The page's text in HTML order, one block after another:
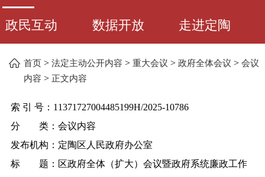
政民互动 数据开放 走进定陶
首页 > 法定主动公开内容 > 重大会议 > 政府全体会议 > 会议
内容 > 正文内容
索 引 号： 11371727004485199H/2025-10786
分 类： 会议内容
发布机构： 定陶区人民政府办公室
标 题： 区政府全体（扩大）会议暨政府系统廉政工作